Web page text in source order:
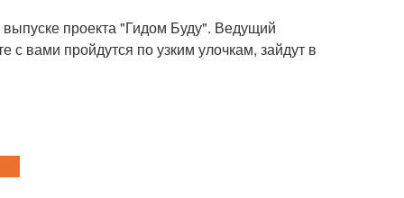
проекта "Гидом Буду". Ведущий
вами пройдутся по узким улочкам, зайдут в